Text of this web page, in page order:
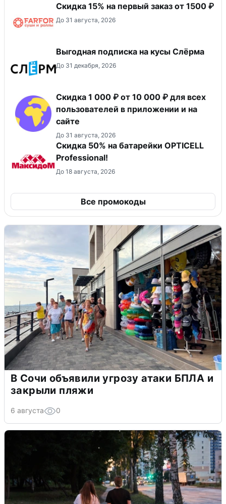
Скидка 15% на первый заказ от 1500 ₽
До 31 августа, 2026
Выгодная подписка на кусы Слёрма
До 31 декабря, 2026
Скидка 1 000 ₽ от 10 000 ₽ для всех
пользователей в приложении и на
сайте
До 31 августа, 2026
Скидка 50% на батарейки OPTICELL
Professional!
До 18 августа, 2026
Все промокоды
В Сочи объявили угрозу атаки БПЛА и
закрыли пляжи
6 августа 0